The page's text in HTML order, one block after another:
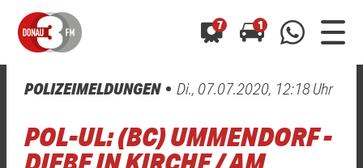
7 1
0800 0 490 400
01520 242 3333
Hast du auch einen Blitzer oder eine Verkehrsbehinderung
Hast du auch einen Blitzer oder eine Verkehrsbehinderung
POLIZEIMELDUNGEN Di., 07.07.2020, 12:18 Uhr
POL-UL: (BC) UMMENDORF -